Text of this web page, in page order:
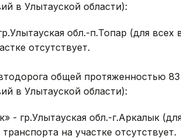
в Улытауской области):
обл.-п.Топар (для всех
отсутствует.
общей протяженностью
в Улытауской области):
- гр.Улытауская обл.-г.Аркалык
на участке отсутствует.